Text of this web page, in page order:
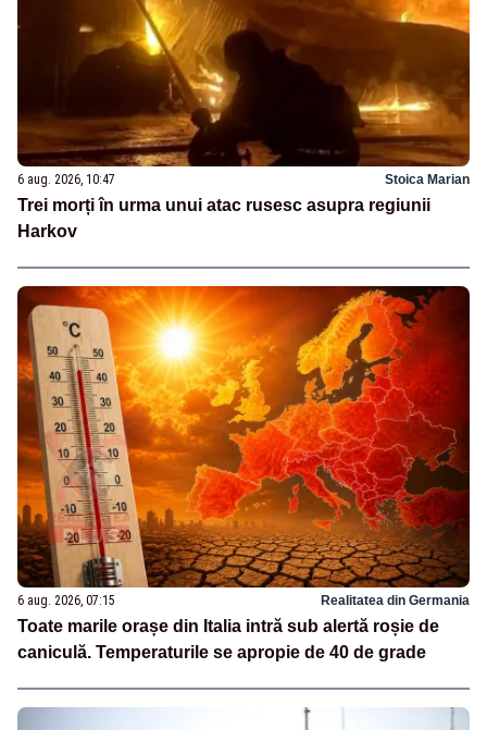
6 aug. 2026, 10:47 Stoica Marian
Trei morți în urma unui atac rusesc asupra regiunii
Harkov
6 aug. 2026, 07:15 Realitatea din Germania
Toate marile orașe din Italia intră sub alertă roșie de
caniculă. Temperaturile se apropie de 40 de grade